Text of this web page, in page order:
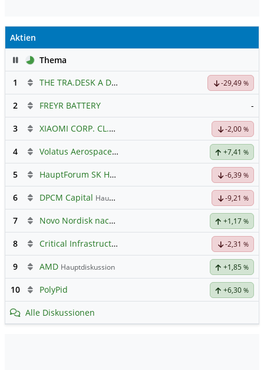
Aktien
PauseThema
1
THE TRA.DESK A DL-,000001 -29,49 %
2 FREYR BATTERY -
3 XIAOMI CORP. CL.B -2,00 %
4 Volatus Aerospace (Offener Austausch) +7,41 %
5 HauptForum SK HYNIC -6,39 %
6 DPCM Capital Hauptdiskussion -9,21 %
7 Novo Nordisk nach Split +1,17 %
8 Critical Infrastructure Technologies Hauptdiskussion
-2,31 %
9 AMD Hauptdiskussion +1,85 %
10 PolyPid +6,30 %
Alle Diskussionen